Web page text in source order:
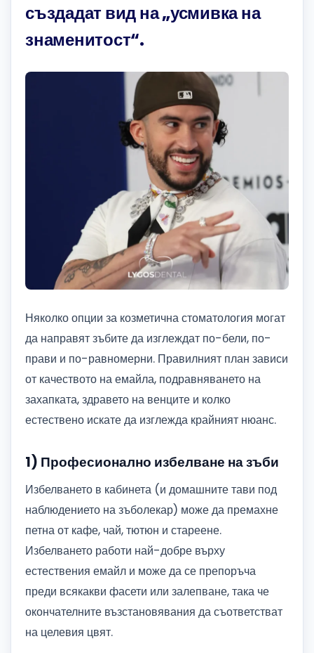
създадат вид на „усмивка на
знаменитост“.
Няколко опции за козметична стоматология могат
да направят зъбите да изглеждат по-бели, по-
прави и по-равномерни. Правилният план зависи
от качеството на емайла, подравняването на
захапката, здравето на венците и колко
естествено искате да изглежда крайният нюанс.
1) Професионално избелване на зъби
Избелването в кабинета (и домашните тави под
наблюдението на зъболекар) може да премахне
петна от кафе, чай, тютюн и стареене.
Избелването работи най-добре върху
естествения емайл и може да се препоръча
преди всякакви фасети или залепване, така че
окончателните възстановявания да съответстват
на целевия цвят.